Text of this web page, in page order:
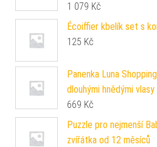
1 079 Kč
Écoiffier kbelík set s
125 Kč
Panenka Luna
dlouhými hnědými
669 Kč
Puzzle pro nejmenší
zvířátka od 12 měsíců